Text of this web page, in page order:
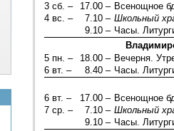
3 сб. –
17.00 – Всенощное
4 вс. –
7.10 – Школьный
9.10 – Часы.
5 пн. –
18.00 – Вечерня.
6 вт. –
8.40 – Часы.
6 вт. – 17.00 – Всенощное
7 ср. –
7.10 – Школьный
9.10 – Часы.